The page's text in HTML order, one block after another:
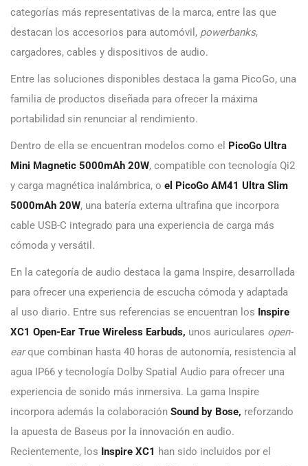
categorías más representativas de la marca, entre las que
destacan los accesorios para automóvil, powerbanks,
cargadores, cables y dispositivos de audio.
Entre las soluciones disponibles destaca la gama PicoGo, una
familia de productos diseñada para ofrecer la máxima
portabilidad sin renunciar al rendimiento.
Dentro de ella se encuentran modelos como el PicoGo Ultra
Mini Magnetic 5000mAh 20W, compatible con tecnología Qi2
y carga magnética inalámbrica, o el PicoGo AM41 Ultra Slim
5000mAh 20W, una batería externa ultrafina que incorpora
cable USB-C integrado para una experiencia de carga más
cómoda y versátil.
En la categoría de audio destaca la gama Inspire, desarrollada
para ofrecer una experiencia de escucha cómoda y adaptada
al uso diario. Entre sus referencias se encuentran los Inspire
XC1 Open-Ear True Wireless Earbuds, unos auriculares open-
earque combinan hasta 40 horas de autonomía, resistencia al
agua IP66 y tecnología Dolby Spatial Audio para ofrecer una
experiencia de sonido más inmersiva. La gama Inspire
incorpora además la colaboración Sound by Bose, reforzando
la apuesta de Baseus por la innovación en audio.
Recientemente, los Inspire XC1 han sido incluidos por el